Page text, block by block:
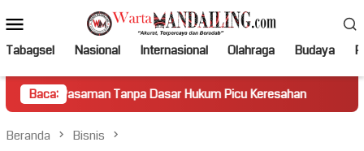
ke
kontenMobile
Tabagsel Nasional Internasional Olahraga Budaya
Baca:
Tanpa Dasar Hukum Picu Keresahan Truk Miring
Beranda Bisnis